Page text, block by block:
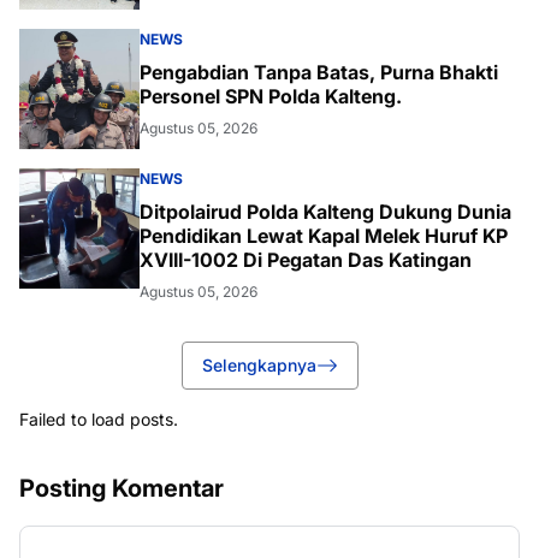
NEWS
Pengabdian Tanpa Batas, Purna Bhakti
Personel SPN Polda Kalteng.
Agustus 05, 2026
NEWS
Ditpolairud Polda Kalteng Dukung Dunia
Pendidikan Lewat Kapal Melek Huruf KP
XVIII-1002 Di Pegatan Das Katingan
Agustus 05, 2026
Selengkapnya
Failed to load posts.
Posting Komentar